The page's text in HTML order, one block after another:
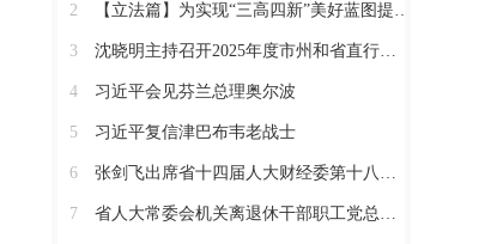
2 【立法篇】为实现“三高四新”美好蓝图提供坚实法治保障
3 沈晓明主持召开2025年度市州和省直行业系统党（工）委书记抓基层党建工作述职评议会议
4 习近平会见芬兰总理奥尔波
5 习近平复信津巴布韦老战士
6 张剑飞出席省十四届人大财经委第十八次全体会议
7 省人大常委会机关离退休干部职工党总支召开2025年度总结表彰大会